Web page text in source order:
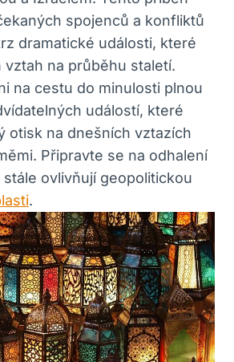
spojenců a konfliktů
dramatické události, které
vztah na průběhu staletí.
na cestu do minulosti plnou
událostí, které
otisk na dnešních vztazích
Připravte se na ⁣odhalení
​ovlivňují ⁢geopolitickou
.